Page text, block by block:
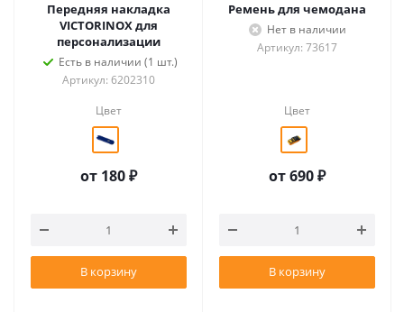
Передняя накладка
VICTORINOX для
персонализации
Есть в наличии (1 шт.)
Артикул: 6202310
Цвет
от 180 ₽
В корзину
Ремень для чемодана
Нет в наличии
Артикул: 73617
Цвет
от690 ₽
В корзину